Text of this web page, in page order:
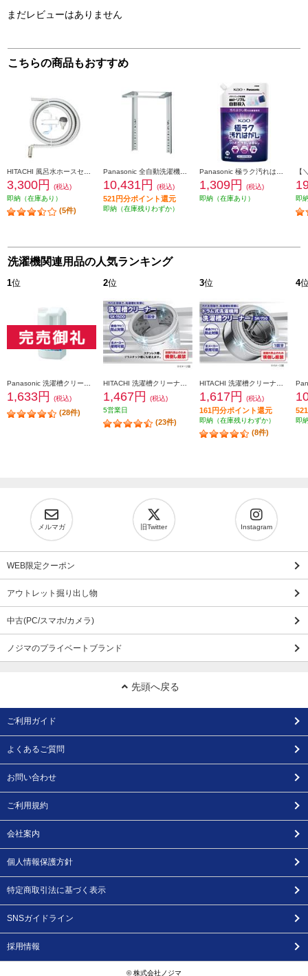
まだレビューはありません
こちらの商品もおすすめ
3,300円
(税込)
即納（在庫あり）
(5件)
10,431円 (税込)
521円分ポイント還元
即納（在庫残りわずか）
1,309円
(税込)
即納（在庫あり）
即
洗濯機関連用品の人気ランキング
1位
1,633円 (税込)
(28件)
2位
1,467円
(税込)
5営業日
(23件)
3位
1,617円 (税込)
161円分ポイント還元
即納（在庫残りわずか）
(8件)
4
即
メルマガ 旧Twitter Instagram
WEB限定クーポン
アウトレット掘り出し物
中古(PC/スマホ/カメラ)
ノジマのプライベートブランド
先頭へ戻る
ご利用ガイド
よくあるご質問
お問い合わせ
ご利用規約
会社案内
個人情報保護方針
特定商取引法に基づく表示
SNSガイドライン
採用情報
© 株式会社ノジマ